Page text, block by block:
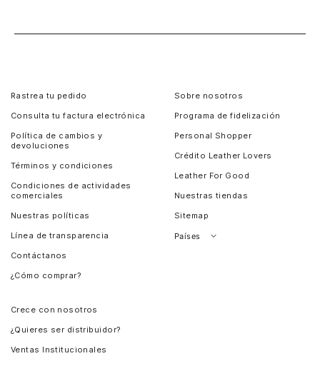
Rastrea tu pedido
Consulta tu factura electrónica
Política de cambios y
devoluciones
Términos y condiciones
Condiciones de actividades
comerciales
Nuestras políticas
Línea de transparencia
Contáctanos
¿Cómo comprar?
Sobre nosotros
Programa de fidelización
Personal Shopper
Crédito Leather Lovers
Leather For Good
Nuestras tiendas
Sitemap
Países
Crece con nosotros
¿Quieres ser distribuidor?
Ventas Institucionales